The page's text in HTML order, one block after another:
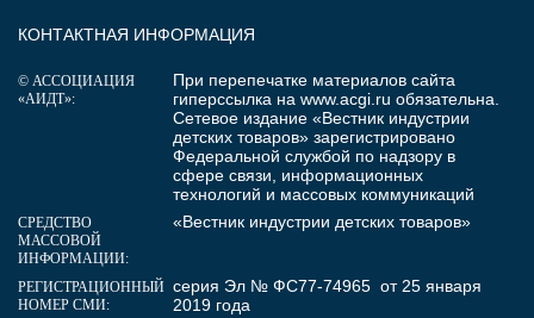
КОНТАКТНАЯ ИНФОРМАЦИЯ
© АССОЦИАЦИЯ
«АИДТ»:
При перепечатке материалов сайта
гиперссылка на www.acgi.ru обязательна.
Сетевое издание «Вестник индустрии
детских товаров» зарегистрировано
Федеральной службой по надзору в
сфере связи, информационных
технологий и массовых коммуникаций
СРЕДСТВО
МАССОВОЙ
ИНФОРМАЦИИ:
«Вестник индустрии детских товаров»
РЕГИСТРАЦИОННЫЙ
НОМЕР СМИ:
серия Эл № ФС77-74965 от 25 января
2019 года